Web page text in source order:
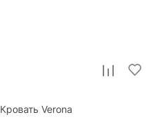
Кровать Verona